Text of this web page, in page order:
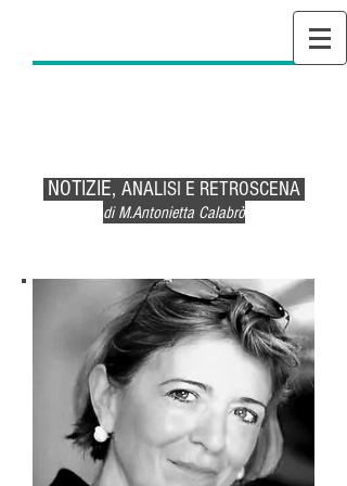
NOTIZIE, ANALISI E RETROSCENA
di M.Antonietta Calabrò